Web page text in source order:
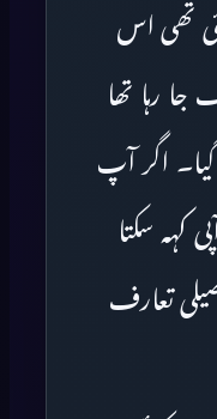
تھی اس
رہا تھا
اگر آپ
کہہ سکتا
تعارف